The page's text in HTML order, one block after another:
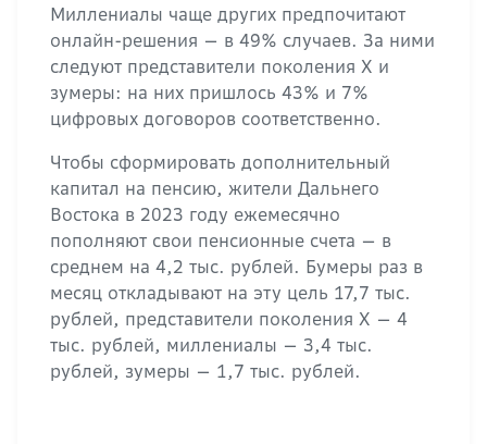
Миллениалы чаще других предпочитают
онлайн-решения — в 49% случаев. За ними
следуют представители поколения X и
зумеры: на них пришлось 43% и 7%
цифровых договоров соответственно.
Чтобы сформировать дополнительный
капитал на пенсию, жители Дальнего
Востока в 2023 году ежемесячно
пополняют свои пенсионные счета — в
среднем на 4,2 тыс. рублей. Бумеры раз в
месяц откладывают на эту цель 17,7 тыс.
рублей, представители поколения X — 4
тыс. рублей, миллениалы — 3,4 тыс.
рублей, зумеры — 1,7 тыс. рублей.